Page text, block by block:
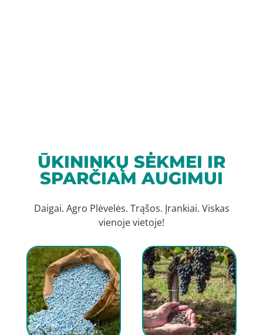
ŪKININKŲ SĖKMEI IR
SPARČIAM AUGIMUI
Daigai. Agro Plėvelės. Trąšos. Įrankiai. Viskas
vienoje vietoje!